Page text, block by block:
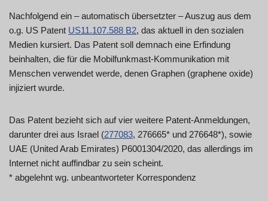
Nachfolgend ein – automatisch übersetzter – Auszug aus dem
o.g. US Patent US11.107.588 B2, das aktuell in den sozialen
Medien kursiert. Das Patent soll demnach eine Erfindung
beinhalten, die für die Mobilfunkmast-Kommunikation mit
Menschen verwendet werde, denen Graphen (graphene oxide)
injiziert wurde.
Das Patent bezieht sich auf vier weitere Patent-Anmeldungen,
darunter drei aus Israel (277083, 276665* und 276648*), sowie
UAE (United Arab Emirates) P6001304/2020, das allerdings im
Internet nicht auffindbar zu sein scheint.
* abgelehnt wg. unbeantworteter Korrespondenz